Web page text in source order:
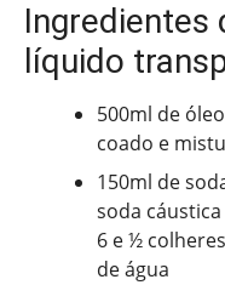
Ingredientes
líquido
500ml de
coado e
150ml de
soda
6 e ½
de água